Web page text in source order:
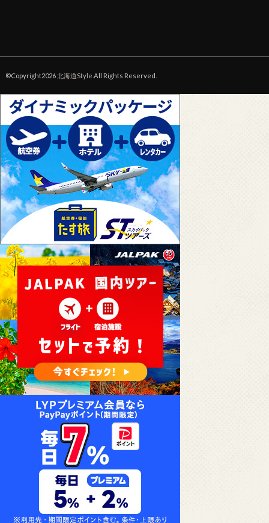
©Copyright2026北海道Style .All Rights Reserved.